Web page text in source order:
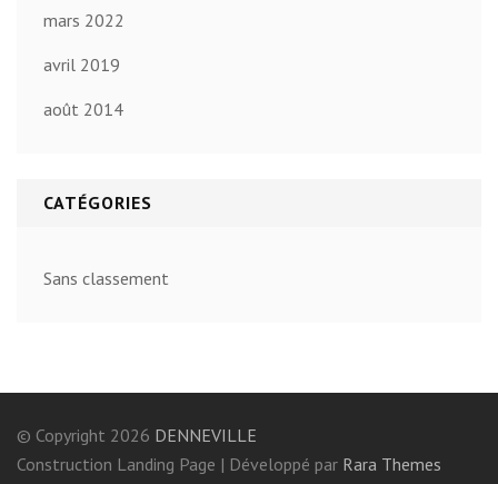
mars 2022
avril 2019
août 2014
CATÉGORIES
Sans classement
© Copyright 2026 DENNEVILLE
Construction Landing Page | Développé par Rara Themes